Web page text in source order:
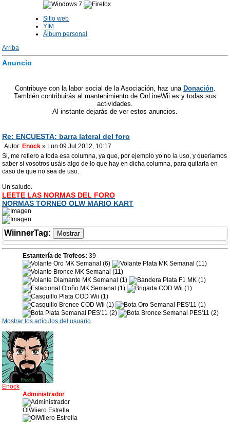
Sitio web
YIM
Álbum personal
Arriba
Anuncio
Contribuye con la labor social de la Asociación, haz una Donación.
También contribuirás al mantenimiento de OnLineWii.es y todas sus
actividades.
Al instante dejarás de ver estos anuncios.
Re: ENCUESTA: barra lateral del foro
Autor: Enock » Lun 09 Jul 2012, 10:17
Si, me refiero a toda esa columna, ya que, por ejemplo yo no la uso, y queríamos
saber si vosotros usáis algo de lo que hay en dicha columna, para quitarla en
caso de que no sea de uso.
Un saludo.
LEETE LAS NORMAS DEL FORO
NORMAS TORNEO OLW MARIO KART
WiinnerTag:
Estantería de Trofeos: 39
Mostrar los artículos del usuario
Enock
Administrador
OlWiiero Estrella